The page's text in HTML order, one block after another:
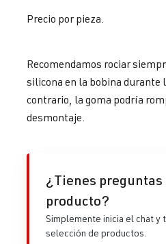
Precio por pieza.
Recomendamos rociar
silicona en la bobina durante
contrario, la goma podría
desmontaje.
¿Tienes preguntas
producto?
Simplemente inicia el chat y
selección de productos.